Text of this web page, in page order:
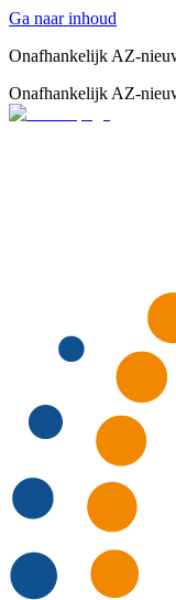
Ga naar inhoud
Onafhankelijk AZ-
Onafhankelijk AZ-